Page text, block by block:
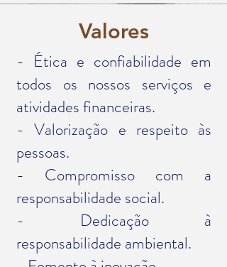
Valores
- Ética e confiabilidade em
todos os nossos serviços e
atividades financeiras.
- Valorização e respeito às
pessoas.
- Compromisso com a
responsabilidade social.
- Dedicação à
responsabilidade ambiental.